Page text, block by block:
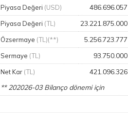
Piyasa Değeri (USD) 486.696.057
Piyasa Değeri (TL) 23.221.875.000
Özsermaye (TL)(**) 5.256.723.777
Sermaye (TL) 93.750.000
Net Kar (TL)
421.096.326
** 202026-03 Bilanço dönemi için